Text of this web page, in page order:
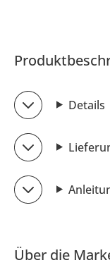
Details
Über die